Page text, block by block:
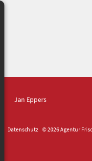
Jan Eppers
Datenschutz © 2026 Agentur